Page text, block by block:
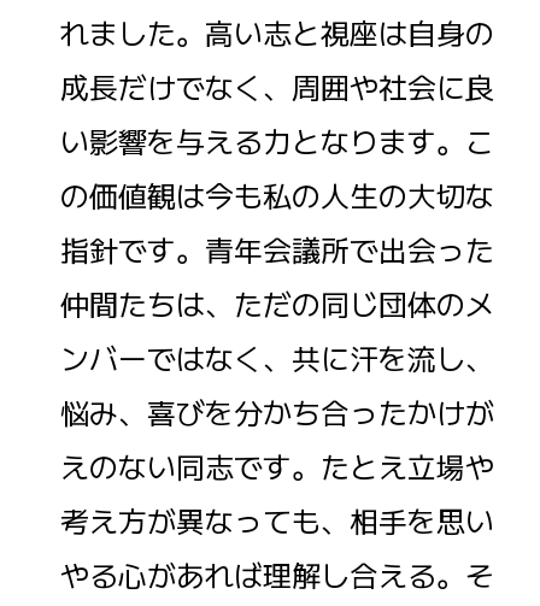
れました。高い志と視座は自身の
成長だけでなく、周囲や社会に良
い影響を与える力となります。こ
の価値観は今も私の人生の大切な
指針です。青年会議所で出会った
仲間たちは、ただの同じ団体のメ
ンバーではなく、共に汗を流し、
悩み、喜びを分かち合ったかけが
えのない同志です。たとえ立場や
考え方が異なっても、相手を思い
やる心があれば理解し合える。そ